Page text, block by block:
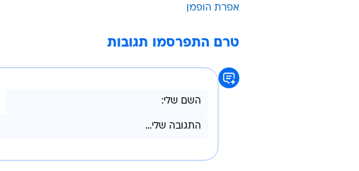
אפרת הופמן
טרם התפרסמו תגובות